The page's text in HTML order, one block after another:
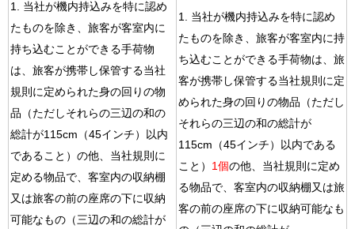
1. 当社が機内持込みを特に認め
たものを除き、旅客が客室内に
持ち込むことができる手荷物
は、旅客が携帯し保管する当社
規則に定められた身の回りの物
品（ただしそれらの三辺の和の
総計が115cm（45インチ）以内
であること）の他、当社規則に
定める物品で、客室内の収納棚
又は旅客の前の座席の下に収納
可能なもの（三辺の和の総計が
1. 当社が機内持込みを特に認め
たものを除き、旅客が客室内に持
ち込むことができる手荷物は、旅
客が携帯し保管する当社規則に定
められた身の回りの物品（ただし
それらの三辺の和の総計が
115cm（45インチ）以内である
こと） 1個の他、当社規則に定め
る物品で、客室内の収納棚又は旅
客の前の座席の下に収納可能なも